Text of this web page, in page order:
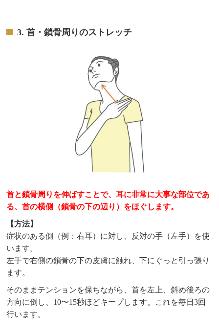
3. 首・鎖骨周りのストレッチ
首と鎖骨周りを伸ばすことで、耳に非常に大事な部位であ
る、首の横側（鎖骨の下の辺り）をほぐします。
【方法】
症状のある側（例：右耳）に対し、反対の手（左手）を使
います。
左手で右側の鎖骨の下の皮膚に触れ、下にぐっと引っ張り
ます。
そのままテンションを保ちながら、首を左上、斜め後ろの
方向に倒し、10〜15秒ほどキープします。これを毎日3回
行います。